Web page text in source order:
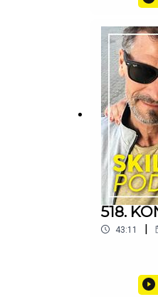
518.
43:11 |